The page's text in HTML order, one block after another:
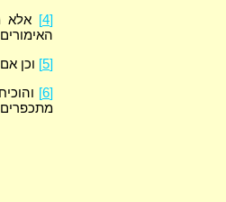
[4]
אלא
[5]
וכן
[6]